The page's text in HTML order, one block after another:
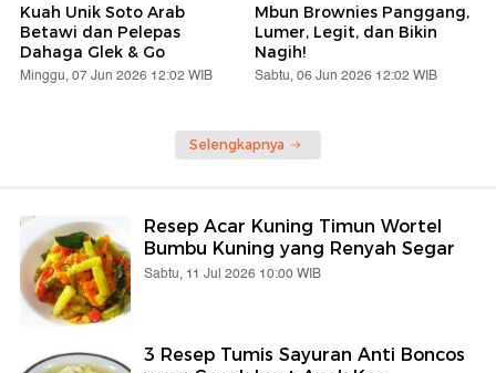
Kuah Unik Soto Arab
Betawi dan Pelepas
Dahaga Glek & Go
Minggu, 07 Jun 2026 12:02 WIB
Mbun Brownies Panggang,
Lumer, Legit, dan Bikin
Nagih!
Sabtu, 06 Jun 2026 12:02 WIB
Selengkapnya
Resep Acar Kuning Timun Wortel
Bumbu Kuning yang Renyah Segar
Sabtu, 11 Jul 2026 10:00 WIB
3 Resep Tumis Sayuran Anti Boncos